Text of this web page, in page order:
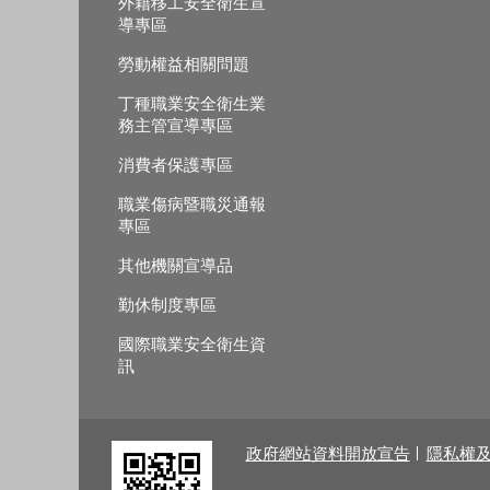
導專區
勞動權益相關問題
丁種職業安全衛生業
務主管宣導專區
消費者保護專區
職業傷病暨職災通報
專區
其他機關宣導品
勤休制度專區
國際職業安全衛生資
訊
政府網站資料開放宣告 隱私權